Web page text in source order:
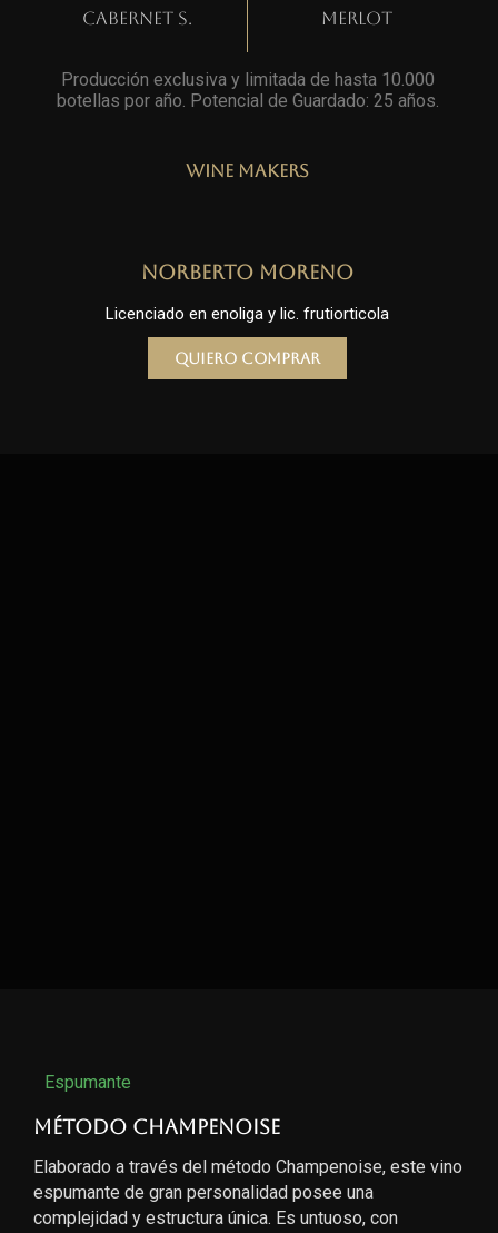
Cabernet S. Merlot
Producción exclusiva y limitada de hasta 10.000
botellas por año. Potencial de Guardado: 25 años
Wine Makers
Norberto Moreno
Licenciado en enoliga y lic. frutiorticola
Quiero comprar
Espumante
Método Champenoise
Elaborado a través del método Champenoise, este vino
espumante de gran personalidad posee una
complejidad y estructura única. Es untuoso, con